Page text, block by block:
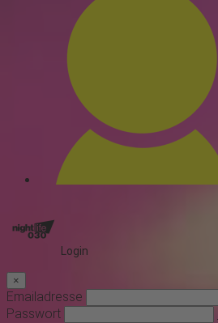
Login
×
Emailadresse
Passwort